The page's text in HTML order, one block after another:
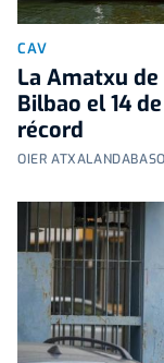
CAV
La Amatxu
Bilbao el 14
récord
OIER